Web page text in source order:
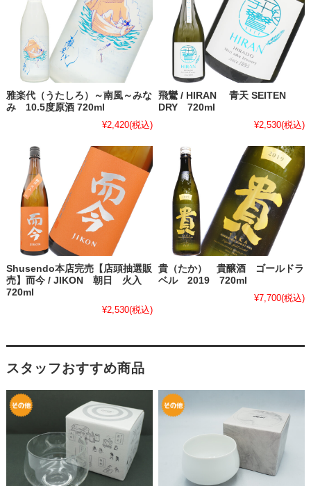
雅楽代（うたしろ）～南風～みな
み 10.5度原酒 720ml
¥2,420(税込)
飛鸞 / HIRAN 青天 SEITEN
DRY 720ml
¥2,530(税込)
Shusendo本店完売【店頭抽選販
売】而今 / JIKON 朝日 火入
720ml
¥2,530(税込)
貴（たか） 貴醸酒 ゴールドラ
ベル 2019 720ml
¥7,700(税込)
スタッフおすすめ商品